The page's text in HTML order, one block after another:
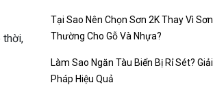
thời,
Tại Sao Nên Chọn Sơn 2K Thay Vì Sơn
Thường Cho Gỗ Và Nhựa?
Làm Sao Ngăn Tàu Biển Bị Rỉ Sét? Giải
Pháp Hiệu Quả